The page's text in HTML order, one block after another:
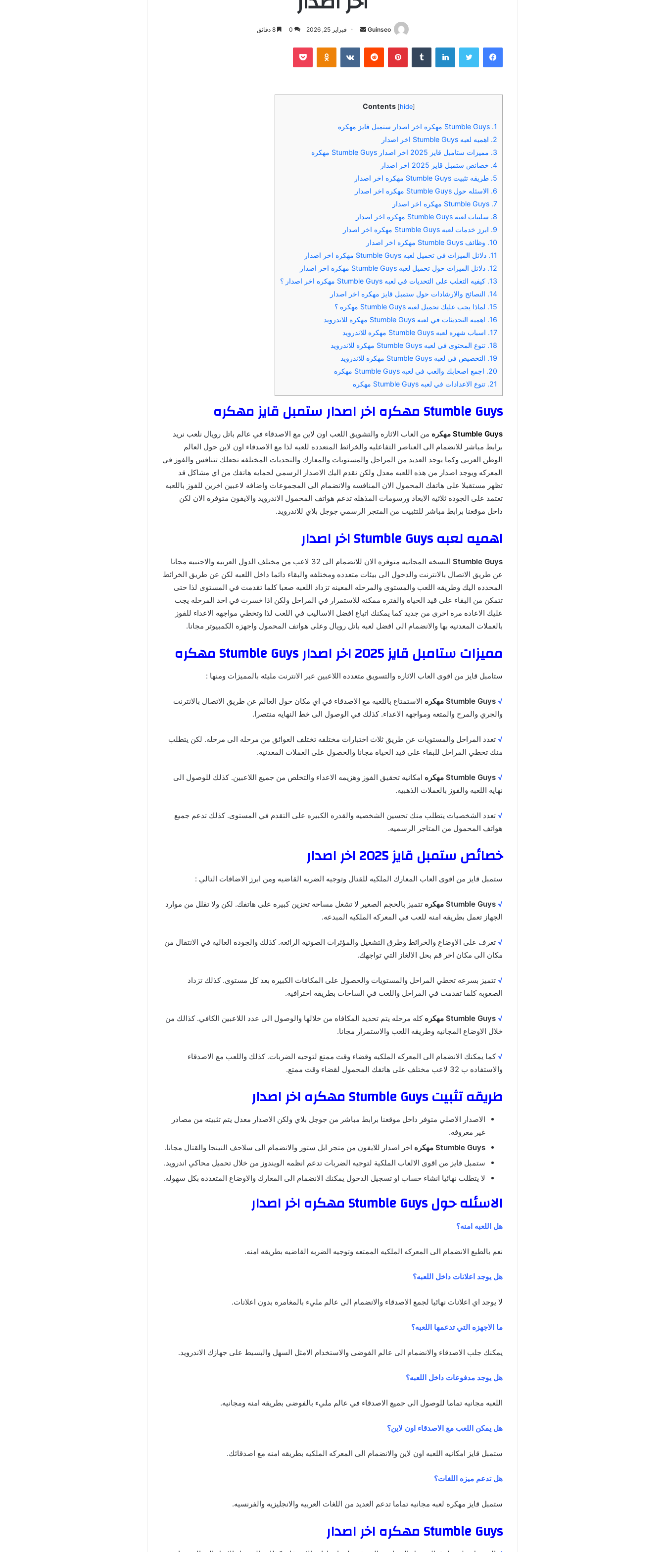
Guinseo
أرسل فبراير 25, 2026 0 8 دقائق
فيسبوك تويتر لينكدإن بينتيريست Odnoklassniki
بوكيت
Contents [hide]
1.
2. اهميه لعبه Stumble Guys اخر اصدار
3. مميزات ستامبل قايز 2025 اخر اصدار Stumble Guys مهكره
4. خصائص ستمبل قايز 2025 اخر اصدار
5. طريقه تثبيت Stumble Guys مهكره اخر اصدار
6. الاسئله حول Stumble Guys مهكره اخر اصدار
7.
8. سلبيات لعبه Stumble Guys مهكره اخر اصدار
9. ابرز خدمات لعبه Stumble Guys مهكره اخر اصدار
10. وظائف Stumble Guys مهكره اخر اصدار
11. دلائل الميزات في تحميل لعبه Stumble Guys مهكره اخر اصدار
12. دلائل الميزات حول تحميل لعبه Stumble Guys مهكره اخر اصدار
13. كيفيه التغلب على التحديات في لعبه Stumble Guys مهكره اخر اصدار ؟
14. النصائح والارشادات حول ستمبل قايز مهكره اخر اصدار
15. لماذا يجب عليك تحميل لعبه Stumble Guys مهكره ؟
16. اهميه التحديثات في لعبه Stumble Guys مهكره للاندرويد
17. اسباب شهره لعبه Stumble Guys مهكره للاندرويد
18. تنوع المحتوى في لعبه Stumble Guys مهكره للاندرويد
19. التخصيص في لعبه Stumble Guys مهكره للاندرويد
20. اجمع اصحابك والعب في لعبه Stumble Guys مهكره
21. تنوع الاعدادات في لعبه Stumble Guys مهكره
Stumble Guys مهكره اخر اصدار ستمبل قايز مهكره
Stumble Guys مهكره من العاب الاثاره والتشويق اللعب اون لاين مع الاصدقاء في عالم باتل رويال نلعب نريد
برابط مباشر للانضمام الى العناصر التفاعليه والخرائط المتعدده للعبه لذا مع الاصدقاء اون لاين حول العالم
الوطن العربي وكما يوجد العديد من المراحل والمستويات والمعارك والتحديات المختلفه تجعلك تتنافس والفوز في
المعركه ويوجد اصدار من هذه اللعبه معدل ولكن نقدم اليك الاصدار الرسمي لحمايه هاتفك من اي مشاكل قد
تظهر مستقبلا على هاتفك المحمول الان المنافسه والانضمام الى المجموعات واضافه لاعبين اخرين للفوز باللعبه
تعتمد على الجوده ثلاثيه الابعاد ورسومات المذهله تدعم هواتف المحمول الاندرويد والايفون متوفره الان لكن
داخل موقعنا برابط مباشر للتثبيت من المتجر الرسمي جوجل بلاي للاندرويد.
اهميه لعبه Stumble Guys اخر اصدار
Stumble Guys
النسخه المجانيه متوفره الان للانضمام الى 32 لاعب من مختلف الدول العربيه والاجنبيه مجانا
عن طريق الاتصال بالانترنت والدخول الى بيئات متعدده ومختلفه والبقاء دائما داخل اللعبه لكن عن طريق الخرائط
المحدده اليك وطريقه اللعب والمستوى والمرحله المعينه تزداد اللعبه صعبا كلما تقدمت في المستوى لذا حتى
تتمكن من البقاء على قيد الحياه والفتره ممكنه للاستمرار في المراحل ولكن اذا خسرت في احد المرحله يجب
عليك الاعاده مره اخرى من جديد كما يمكنك اتباع افضل الاساليب في اللعب لذا وتخطي مواجهه الاعداء للفوز
بالعملات المعدنيه بها والانضمام الى افضل لعبه باتل رويال وعلى هواتف المحمول واجهزه الكمبيوتر مجانا.
مميزات ستامبل قايز 2025 اخر اصدار Stumble Guys مهكره
ستامبل قايز من اقوى العاب الاثاره والتسويق متعدده اللاعبين عبر الانترنت مليئه بالمميزات ومنها :
√ Stumble Guys مهكره
الاستمتاع باللعبه مع الاصدقاء في اي مكان حول العالم عن طريق الاتصال بالانترنت
والجري والمرح والمتعه ومواجهه الاعداء. كذلك في الوصول الى خط النهايه منتصرا.
√ تعدد المراحل والمستويات عن طريق ثلاث اختبارات مختلفه تختلف العوائق من مرحله الى مرحله. لكن يتطلب
منك تخطي المراحل للبقاء على قيد الحياه مجانا والحصول على العملات المعدنيه.
√ Stumble Guys مهكره
امكانيه تحقيق الفوز وهزيمه الاعداء والتخلص من جميع اللاعبين. كذلك للوصول الى
نهايه اللعبه والفوز بالعملات الذهبيه.
√ تعدد الشخصيات يتطلب منك تحسين الشخصيه والقدره الكبيره على التقدم في المستوى. كذلك تدعم جميع
هواتف المحمول من المتاجر الرسميه.
خصائص ستمبل قايز 2025 اخر اصدار
ستمبل قايز من اقوى العاب المعارك الملكيه للقتال وتوجيه الضربه القاضيه ومن ابرز الاضافات التالي :
√ Stumble Guys مهكره
تتميز بالحجم الصغير لا تشغل مساحه تخزين كبيره على هاتفك. لكن ولا تقلل من موارد
الجهاز تعمل بطريقه امنه للعب في المعركه الملكيه المبدعه.
√ تعرف على الاوضاع والخرائط وطرق التشغيل والمؤثرات الصوتيه الرائعه. كذلك والجوده العاليه في الانتقال من
مكان الى مكان اخر قم بحل الالغاز التي تواجهك.
√ تتميز بسرعه تخطي المراحل والمستويات والحصول على المكافات الكبيره بعد كل مستوى. كذلك تزداد
الصعوبه كلما تقدمت في المراحل واللعب في الساحات بطريقه احترافيه.
√
كله مرحله يتم تحديد المكافاه من خلالها والوصول الى عدد اللاعبين الكافي. كذالك من
خلال الاوضاع المجانيه وطريقه اللعب والاستمرار مجانا.
√كما يمكنك الانضمام الى المعركه الملكيه وقضاء وقت ممتع لتوجيه الضربات. كذلك واللعب مع الاصدقاء
والاستفاده ب 32 لاعب مختلف على هاتفك المحمول لقضاء وقت ممتع.
طريقه تثبيت Stumble Guys مهكره اخر اصدار
الاصدار الاصلي متوفر داخل موقعنا برابط مباشر من جوجل بلاي ولكن الاصدار معدل يتم تثبيته من مصادر
غير معروفه.
Stumble Guys مهكره
اخر اصدار للايفون من متجر ابل ستور والانضمام الى سلاحف النينجا والقتال مجانا.
ستمبل قايز من اقوى الالعاب الملكية لتوجيه الضربات تدعم انظمه الويندوز من خلال تحميل محاكي اندرويد.
لا يتطلب نهائيا انشاء حساب او تسجيل الدخول يمكنك الانضمام الى المعارك والاوضاع المتعدده بكل سهوله.
الاسئله حول Stumble Guys مهكره اخر اصدار
هل اللعبه امنه؟
نعم بالطبع الانضمام الى المعركه الملكيه الممتعه وتوجيه الضربه القاضيه بطريقه امنه.
هل يوجد اعلانات داخل اللعبه؟
لا يوجد اي اعلانات نهائيا لجمع الاصدقاء والانضمام الى عالم مليء بالمغامره بدون اعلانات.
ما الاجهزه التي تدعمها اللعبه؟
يمكنك جلب الاصدقاء والانضمام الى عالم الفوضى والاستخدام الامثل السهل والبسيط على جهازك الاندرويد.
هل يوجد مدفوعات داخل اللعبه؟
اللعبه مجانيه تماما للوصول الى جميع الاصدقاء في عالم مليء بالفوضى بطريقه امنه ومجانيه.
هل يمكن اللعب مع الاصدقاء اون لاين؟
ستمبل قايز امكانيه اللعبه اون لاين والانضمام الى المعركه الملكيه بطريقه امنه مع اصدقائك.
هل تدعم ميزه اللغات؟
ستمبل قايز مهكره لعبه مجانيه تماما تدعم العديد من اللغات العربيه والانجليزيه والفرنسيه.
Stumble Guys مهكره اخر اصدار